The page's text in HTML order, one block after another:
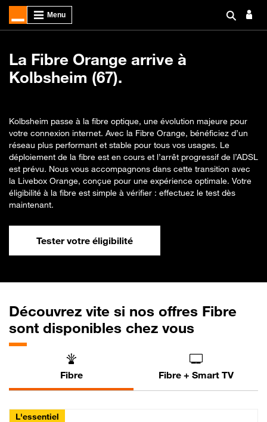
La Fibre Orange arrive à
Kolbsheim (67).
Kolbsheim passe à la fibre optique, une évolution majeure pour
votre connexion internet. Avec la Fibre Orange, bénéficiez d’un
réseau plus performant et stable pour tous vos usages. Le
déploiement de la fibre est en cours et l’arrêt progressif de l’ADSL
est prévu. Nous vous accompagnons dans cette transition avec
la Livebox Orange, conçue pour une expérience optimale. Votre
éligibilité à la fibre est simple à vérifier : effectuez le test dès
maintenant.
Tester votre éligibilité
Découvrez vite si nos offres Fibre
sont disponibles chez vous
Fibre Fibre + Smart TV
L'essentiel